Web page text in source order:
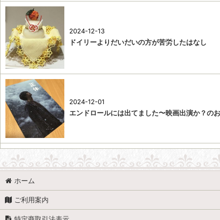
2024-12-13
ドイリーよりだいだいの方が苦労したはなし
2024-12-01
エンドロールには出てました〜映画出演か？の
ホーム
ご利用案内